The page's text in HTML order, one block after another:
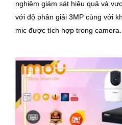
nghiệm giám sát hiệu quả và
với độ phân giải 3MP cùng với
mic được tích hợp trong camera. Với chuẩn chống nước
trời vượt trội cả ngày lẫn đêm